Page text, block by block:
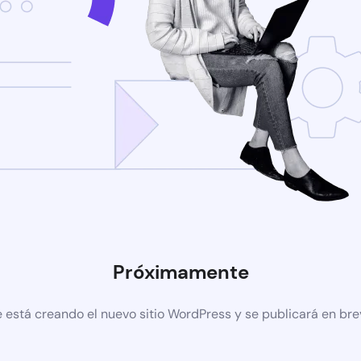
Próximamente
está creando el nuevo sitio WordPress y se publicará en